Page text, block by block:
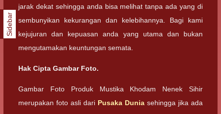
jarak dekat sehingga anda bisa melihat tanpa ada yang di
sembunyikan kekurangan dan kelebihannya. Bagi kami
kejujuran dan kepuasan anda yang utama dan bukan
mengutamakan keuntungan semata.
Hak Cipta Gambar Foto.
Gambar Foto Produk Mustika Khodam Nenek Sihir
merupakan foto asli dari Pusaka Dunia sehingga jika ada
Sidebar